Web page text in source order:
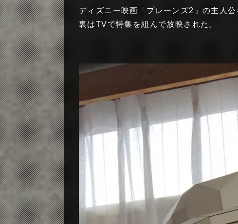
ディズニー映画「プレーンズ2」の主人
裏はTVで特集を組んで放映された。